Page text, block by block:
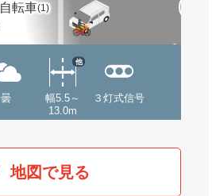
自転車(1)
曇
幅5.5～
13.0m
他
３灯式信号
地図で見る